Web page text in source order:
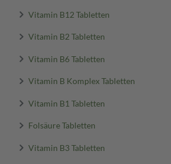
Vitamin B12 Tabletten
Vitamin B2 Tabletten
Vitamin B6 Tabletten
Vitamin B Komplex Tabletten
Vitamin B1 Tabletten
Folsäure Tabletten
Vitamin B3 Tabletten